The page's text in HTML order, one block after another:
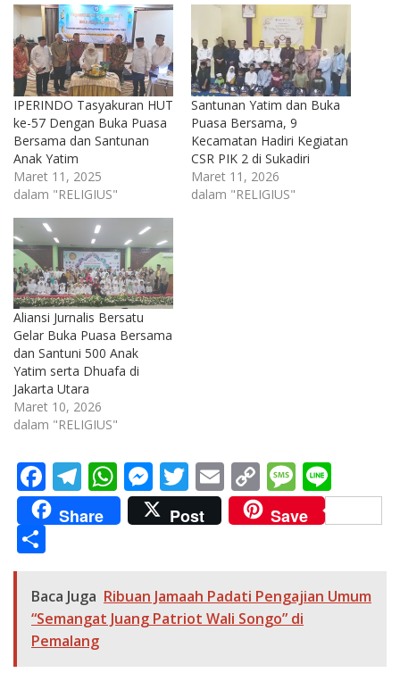
IPERINDO Tasyakuran HUT
ke-57 Dengan Buka Puasa
Bersama dan Santunan
Anak Yatim
Maret 11, 2025
dalam "RELIGIUS"
Santunan Yatim dan Buka
Puasa Bersama, 9
Kecamatan Hadiri Kegiatan
CSR PIK 2 di Sukadiri
Maret 11, 2026
dalam "RELIGIUS"
Aliansi Jurnalis Bersatu
Gelar Buka Puasa Bersama
dan Santuni 500 Anak
Yatim serta Dhuafa di
Jakarta Utara
Maret 10, 2026
dalam "RELIGIUS"
F
ac
e
o
o
k
T
el
e
a
m
W
h
at
A
p
M
e
ss
n
g
T
w
itt
E
m
ai
C
o
p
Li
n
M
e
ss
g
e
n
e
Share Post Save
ar
e
Baca Juga Ribuan Jamaah Padati Pengajian Umum
“Semangat Juang Patriot Wali Songo” di
Pemalang